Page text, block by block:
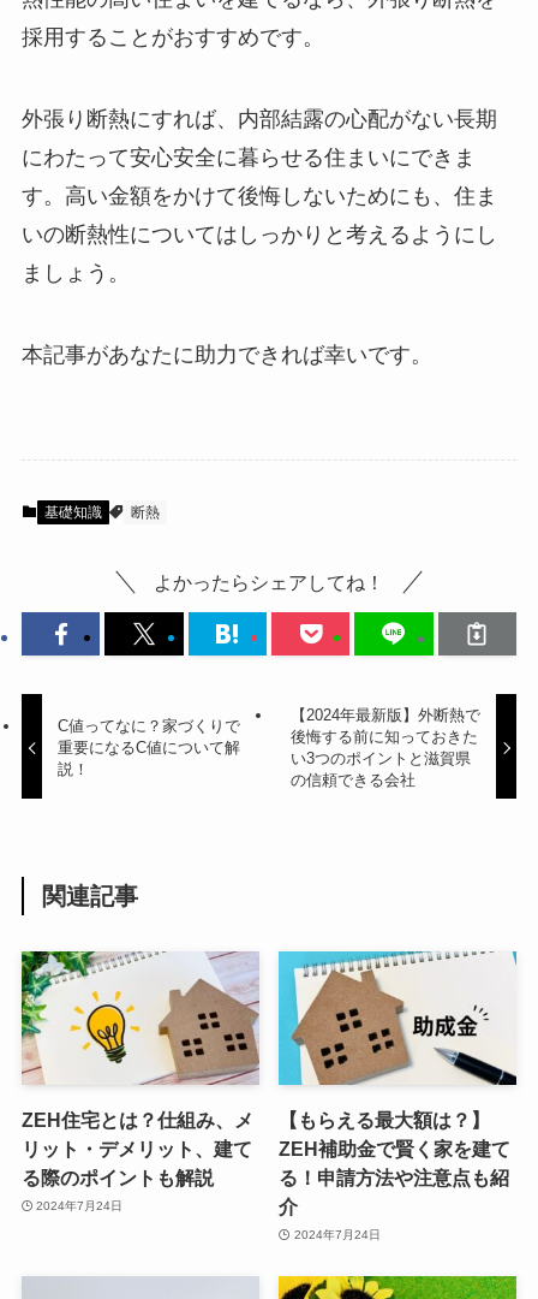
採用することがおすすめです。
外張り断熱にすれば、内部結露の心配がない長期
にわたって安心安全に暮らせる住まいにできま
す。高い金額をかけて後悔しないためにも、住ま
いの断熱性についてはしっかりと考えるようにし
ましょう。
本記事があなたに助力できれば幸いです。
基礎知識 断熱
よかったらシェアしてね！
C値ってなに？家づくりで
重要になるC値について解
説！
【2024年最新版】外断熱で
後悔する前に知っておきた
い3つのポイントと滋賀県
の信頼できる会社
関連記事
ZEH住宅とは？仕組み、メ
リット・デメリット、建て
る際のポイントも解説
2024年7月24日
【もらえる最大額は？】
ZEH補助金で賢く家を建て
る！申請方法や注意点も紹
介
2024年7月24日